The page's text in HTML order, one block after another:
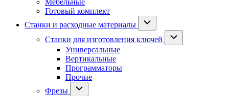
Мебельные
Готовый комплект
Станки и расходные материалы
Станки для изготовления ключей
Универсальные
Вертикальные
Программаторы
Прочие
Фрезы